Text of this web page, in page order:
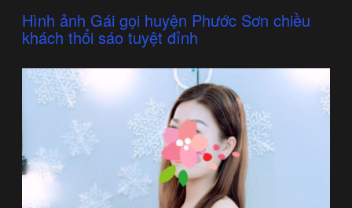
Hình ảnh Gái gọi huyện Phước Sơn chiều
khách thổi sáo tuyệt đỉnh